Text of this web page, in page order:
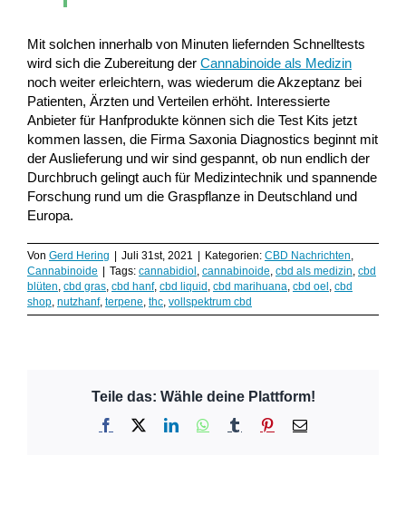
Mit solchen innerhalb von Minuten liefernden Schnelltests
wird sich die Zubereitung der Cannabinoide als Medizin
noch weiter erleichtern, was wiederum die Akzeptanz bei
Patienten, Ärzten und Verteilen erhöht. Interessierte
Anbieter für Hanfprodukte können sich die Test Kits jetzt
kommen lassen, die Firma Saxonia Diagnostics beginnt mit
der Auslieferung und wir sind gespannt, ob nun endlich der
Durchbruch gelingt auch für Medizintechnik und spannende
Forschung rund um die Graspflanze in Deutschland und
Europa.
Von Gerd Hering | Juli 31st, 2021 | Kategorien: CBD Nachrichten,
Cannabinoide | Tags: cannabidiol, cannabinoide, cbd als medizin, cbd
blüten, cbd gras, cbd hanf, cbd liquid, cbd marihuana, cbd oel, cbd
shop, nutzhanf, terpene, thc, vollspektrum cbd
Teile das: Wähle deine Plattform!
Facebook LinkedInWhatsApp
Tumblr Pinterest
E-